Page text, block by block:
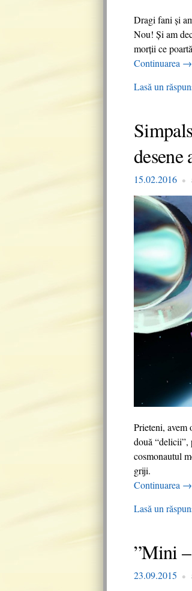
Dragi fani și
Nou! Și am
morții ce
Continuarea →
Lasă un
15.02.2016
Prieteni, avem
două “delicii”,
cosmonautul
griji.
Continuarea →
Lasă un
”Mini
23.09.2015